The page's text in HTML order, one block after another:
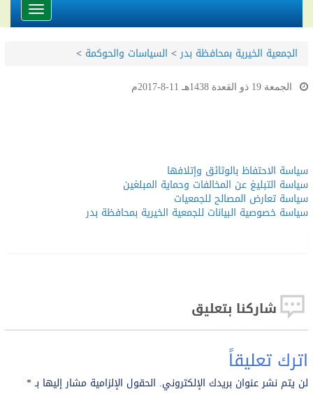
Toggle
الجمعية الخيرية بمحافظة بدر> السياسات والحوكمة >
الجمعة 19 ذو القعدة 1438هـ 11-8-2017م
سياسة الاحتفاظ بالوثائق وإتلافها
سياسة التبليغ عن المخالفات وحماية المبلغين
سياسة تعارض المصالح للجمعيات
سياسة خصوصية البيانات للجمعية الخيرية بمحافظة بدر
شاركنا بتعليق
اترك تعليقاً
لن يتم نشر عنوان بريدك الإلكتروني. الحقول الإلزامية مشار إليها بـ*